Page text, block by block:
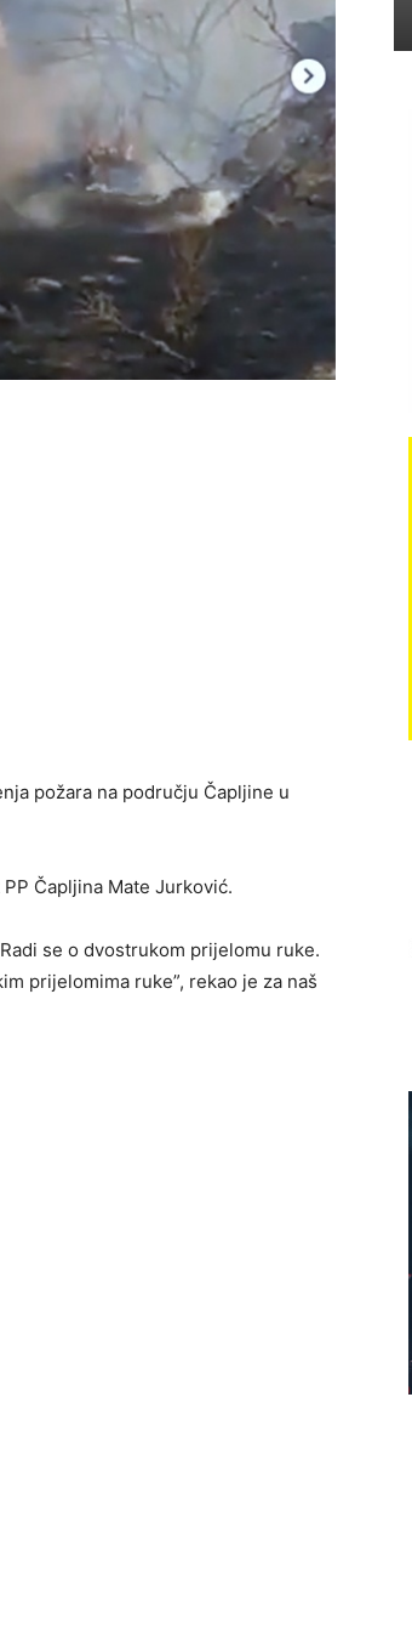
požara na području Čapljine u
Čapljina Mate Jurković.
se o dvostrukom prijelomu ruke.
prijelomima ruke”, rekao je za naš
5 kolovoza, 2026